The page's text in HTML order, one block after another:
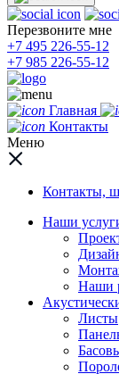
Перезвоните мне
+7 495 226-55-12
+7 985 226-55-12
Главная
Контакты
Меню
Контакты,
Наши
Наши
Листы